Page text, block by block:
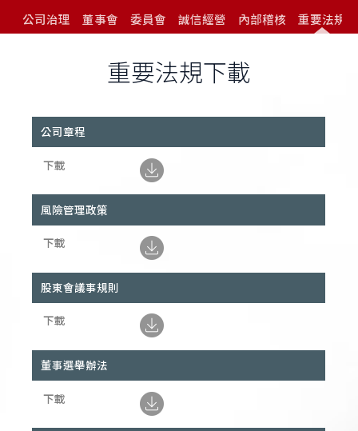
公司治理 董事會 委員會 誠信經營 內部稽核 重要法規
重要法規下載
公司章程
風險管理政策
股東會議事規則
董事選舉辦法